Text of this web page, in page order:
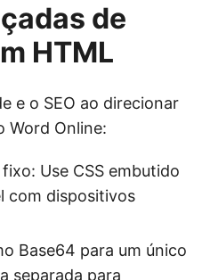
de
HTML
e o SEO ao direcionar
Word Online:
Use CSS embutido
com dispositivos
Base64 para um único
separada para